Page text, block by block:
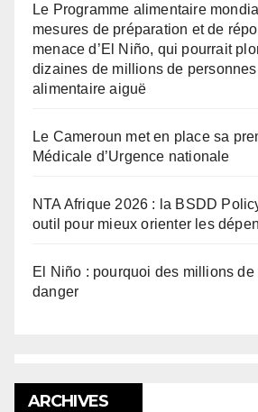
Le Programme alimentaire
mesures de préparation et de
menace d’El Niño, qui pourrait
dizaines de millions de
alimentaire aiguë
Le Cameroun met en place sa
Médicale d’Urgence nationale
NTA Afrique 2026 : la BSDD
outil pour mieux orienter les
El Niño : pourquoi des millions de
danger
ARCHIVES